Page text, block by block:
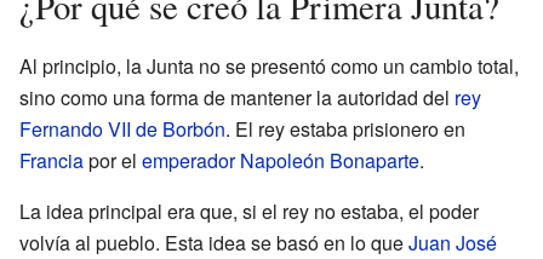
Al principio, la Junta no se presentó como un cambio total,
sino como una forma de mantener la autoridad del rey
Fernando VII de Borbón. El rey estaba prisionero en
Franciapor el emperador Napoleón Bonaparte.
La idea principal era que, si el rey no estaba, el poder
volvía al pueblo. Esta idea se basó en lo queJuan José